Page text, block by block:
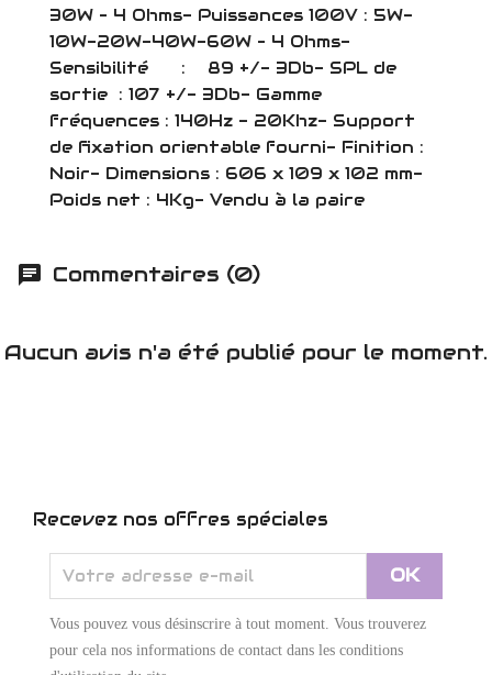
30W – 4 Ohms- Puissances 100V : 5W-
10W-20W-40W-60W – 4 Ohms-
Sensibilité : 89 +/- 3Db- SPL de
sortie : 107 +/- 3Db- Gamme
fréquences : 140Hz - 20Khz- Support
de fixation orientable fourni- Finition :
Noir- Dimensions : 606 x 109 x 102 mm-
Poids net : 4Kg- Vendu à la paire
Commentaires (0)
Aucun avis n'a été publié pour le moment.
Recevez nos offres spéciales
Vous pouvez vous désinscrire à tout moment. Vous trouverez
pour cela nos informations de contact dans les conditions